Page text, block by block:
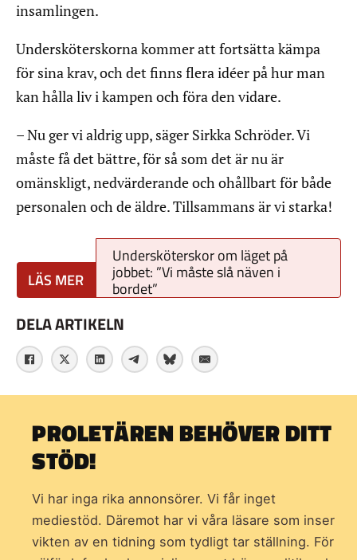
insamlingen.
Undersköterskorna kommer att fortsätta kämpa
för sina krav, och det finns flera idéer på hur man
kan hålla liv i kampen och föra den vidare.
– Nu ger vi aldrig upp, säger Sirkka Schröder. Vi
måste få det bättre, för så som det är nu är
omänskligt, nedvärderande och ohållbart för både
personalen och de äldre. Tillsammans är vi starka!
Undersköterskor om läget på
jobbet: ”Vi måste slå näven i
bordet”
DELA ARTIKELN
PROLETÄREN BEHÖVER DITT
STÖD!
Vi har inga rika annonsörer. Vi får inget
mediestöd. Däremot har vi våra läsare som inser
vikten av en tidning som tydligt tar ställning. För